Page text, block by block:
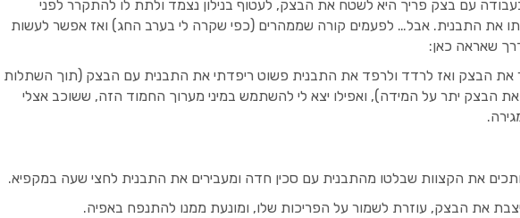
עם בצק פריך היא לשטח את הבצק, לעטוף בנילון נצמד ולתת לו להתקרר לפני
את התבנית. אבל… לפעמים קורה שממהרים (כפי שקרה לי בערב החג) ואז אפשר לעשות
שאראה כאן:
את הבצק ואז לרדד ולרפד את התבנית פשוט ריפדתי את התבנית עם הבצק (תוך השתלות
הבצק יתר על המידה), ואפילו יצא לי להשתמש במיני מערוך החמוד הזה, ששוכב אצלי
את הקצוות שבלטו מהתבנית עם סכין חדה ומעבירים את התבנית לחצי שעה במקפיא.
את הבצק, עוזרת לשמור על הפריכות שלו, ומונעת ממנו להתנפח באפיה.